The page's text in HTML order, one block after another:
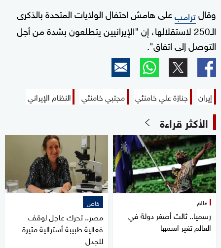
وقالترامبعلى هامش احتفال الولايات المتحدة بالذكرى
الـ250 لاستقلالها، إن "الإيرانيين يتطلعون بشدة من أجل
التوصل إلى اتفاق".
إيران جنازة علي خامنئي مجتبي خامنئي النظام الإيراني
الأكثر قراءة
عالم
رسميا.. ثالث أصغر دولة في
العالم تغير اسمها
خاص
مصر.. تحرك عاجل لوقف
فعالية طبيبة أسترالية مثيرة
للجدل